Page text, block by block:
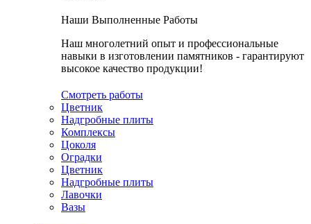
Наши Выполненные Работы
Наш многолетний опыт и профессиональные
навыки в изготовлении памятников - гарантируют
высокое качество продукции!
Смотреть работы
Цветник
Надгробные плиты
Комплексы
Цоколя
Оградки
Цветник
Надгробные плиты
Лавочки
Вазы